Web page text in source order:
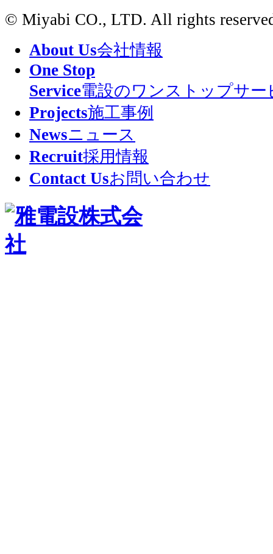
© Miyabi CO., LTD. All rights
About Us会社情報
One Stop
Service電設のワンストップサー
Projects施工事例
Newsニュース
Recruit採用情報
Contact Usお問い合わせ